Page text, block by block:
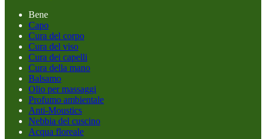
Bene
Capo
Cura del corpo
Cura del viso
Cura dei capelli
Cura della mano
Balsamo
Olio per massaggi
Profumo ambientale
Anti-Moustics
Nebbia del cuscino
Acqua floreale